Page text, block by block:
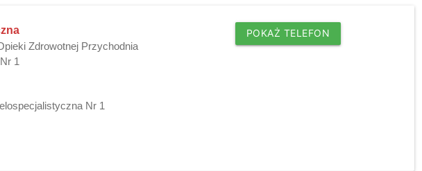
Zdrowotnej Przychodnia
1
POKAŻ TELEFON
Nr 1